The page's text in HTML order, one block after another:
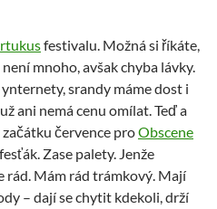
festivalu. Možná si říkáte,
mnoho, avšak chyba lávky.
srandy máme dost i
ani nemá cenu omílat. Teď a
července proObscene
Zase palety. Jenže
Mám rád trámkový. Mají
– dají se chytit kdekoli, drží